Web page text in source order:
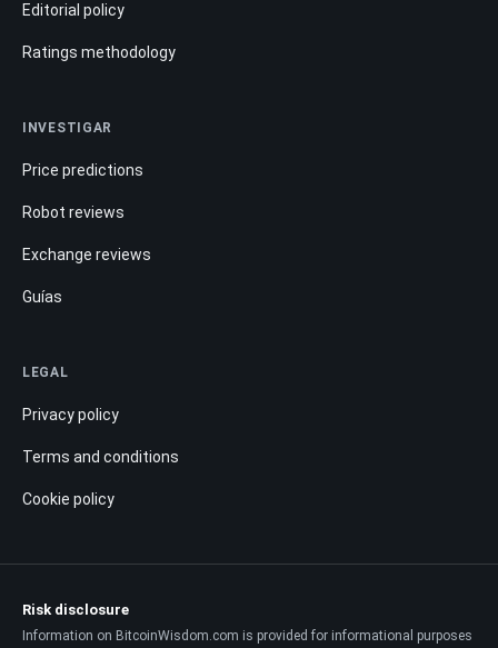
Editorial policy
Ratings methodology
INVESTIGAR
Price predictions
Robot reviews
Exchange reviews
Guías
LEGAL
Privacy policy
Terms and conditions
Cookie policy
Risk disclosure
Information on BitcoinWisdom.com is provided for informational purposes